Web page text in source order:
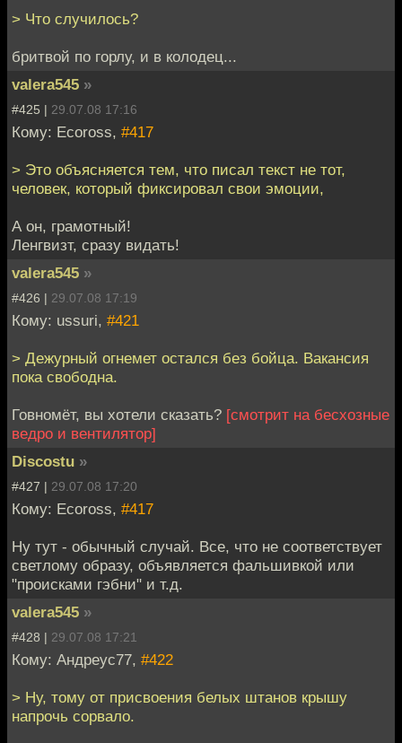
> Что случилось?
бритвой по горлу, и в колодeц...
valera545 »
#425 | 29.07.08 17:16
Кому: Ecoross, #417
> Это объясняется тем, что писал текст не тот,
человек, который фиксировал свои эмоции,
А он, грамотный!
Ленгвизт, сразу видать!
valera545 »
#426 | 29.07.08 17:19
Кому: ussuri, #421
> Дежурный огнемет остался без бойца. Вакансия
пока свободна.
Говномёт, вы хотели сказать? [смотрит на бесхозные
ведро и вентилятор]
Discostu »
#427 | 29.07.08 17:20
Кому: Ecoross, #417
Ну тут - обычный случай. Все, что не соответствует
светлому образу, объявляется фальшивкой или
"происками гэбни" и т.д.
valera545 »
#428 | 29.07.08 17:21
Кому: Андреус77, #422
> Ну, тому от присвоения белых штанов крышу
напрочь сорвало.